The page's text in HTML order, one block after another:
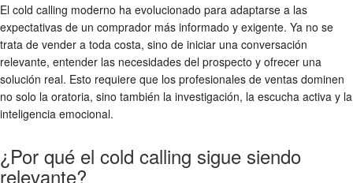
El cold calling moderno ha evolucionado para adaptarse a las
expectativas de un comprador más informado y exigente. Ya no se
trata de vender a toda costa, sino de iniciar una conversación
relevante, entender las necesidades del prospecto y ofrecer una
solución real. Esto requiere que los profesionales de ventas dominen
no solo la oratoria, sino también la investigación, la escucha activa y la
inteligencia emocional.
¿Por qué el cold calling sigue siendo
relevante?